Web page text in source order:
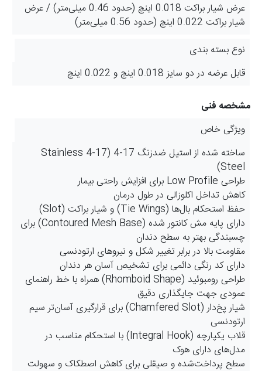
عرض شیار براکت 0.018 اینچ (حدود 0.46 میلی‌متر) / عرض
شیار براکت 0.022 اینچ (حدود 0.56 میلی‌متر)
نوع بسته بندی
قابل عرضه در دو سایز 0.018 اینچ و 0.022 اینچ
مشخصه فنی
ویژگی خاص
ساخته شده از استیل ضدزنگ 17-4 (17-4 Stainless
Steel)
طراحی Low Profile برای افزایش راحتی بیمار
کاهش تداخل اکلوزالی در طول درمان
حفظ استحکام بال‌ها (Tie Wings) و شیار براکت (Slot)
دارای پایه مش کانتور شده (Contoured Mesh Base) برای
چسبندگی بهتر به سطح دندان
مقاومت بالا در برابر تغییر شکل و نیروهای ارتودنسی
دارای کد رنگی دائمی برای تشخیص آسان هر دندان
طراحی رومبوئید (Rhomboid Shape) همراه با خط راهنمای
عمودی جهت جایگذاری دقیق
شیار پخ‌دار (Chamfered Slot) برای قرارگیری آسان‌تر سیم
ارتودنسی
قلاب یکپارچه (Integral Hook) با استحکام مناسب در
مدل‌های دارای هوک
سطح پرداخت‌شده و صیقلی برای کاهش اصطکاک و سهولت